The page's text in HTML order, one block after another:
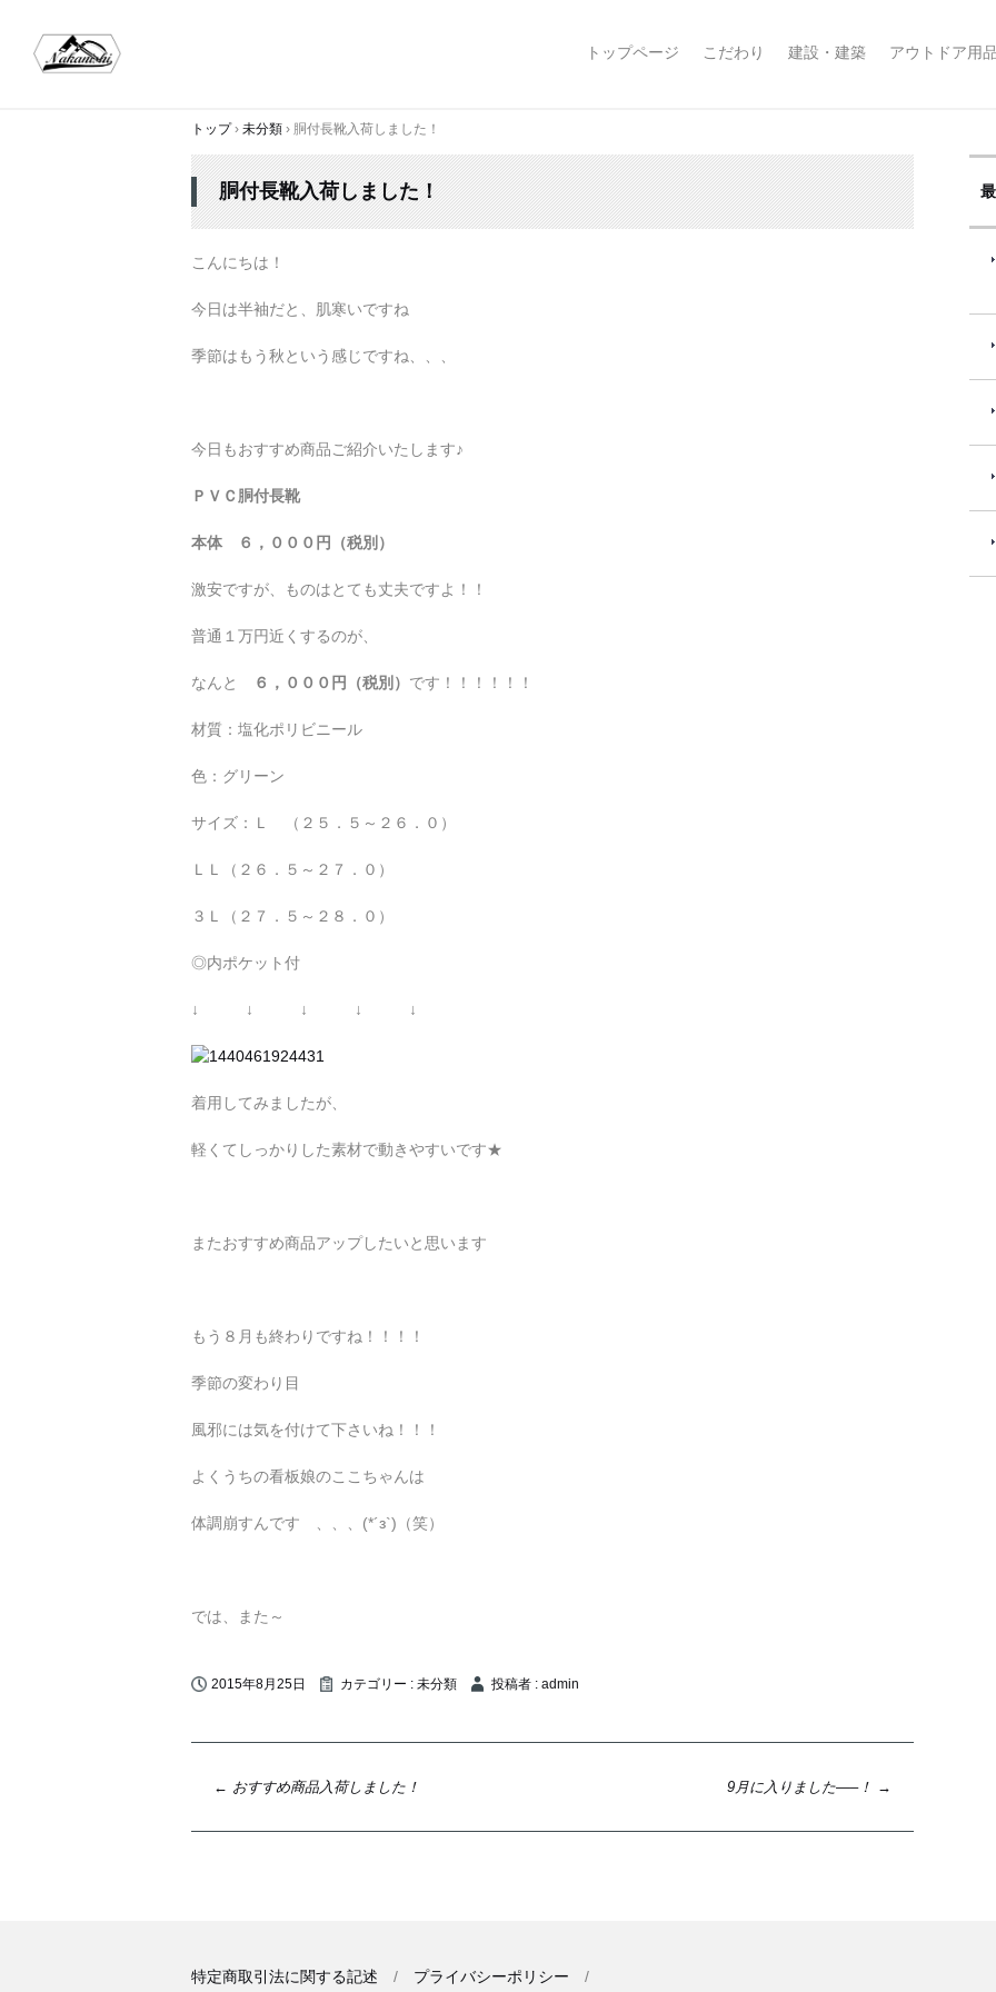
トップページ こだわり 建設・建築 アウトドア用品
トップ › 未分類 › 胴付長靴入荷しました！
胴付長靴入荷しました！
こんにちは！
今日は半袖だと、肌寒いですね
季節はもう秋という感じですね、、、
今日もおすすめ商品ご紹介いたします♪
ＰＶＣ胴付長靴
本体 ６，０００円（税別）
激安ですが、ものはとても丈夫ですよ！！
普通１万円近くするのが、
なんと ６，０００円（税別） です！！！！！！
材質：塩化ポリビニール
色：グリーン
サイズ：Ｌ （２５．５～２６．０）
ＬＬ（２６．５～２７．０）
３Ｌ（２７．５～２８．０）
◎内ポケット付
↓ ↓ ↓ ↓ ↓
着用してみましたが、
軽くてしっかりした素材で動きやすいです★
またおすすめ商品アップしたいと思います
もう８月も終わりですね！！！！
季節の変わり目
風邪には気を付けて下さいね！！！
よくうちの看板娘のここちゃんは
体調崩すんです 、、、(*´з`)（笑）
では、また～
2015年8月25日 カテゴリー : 未分類 投稿者 : admin
シ
← おすすめ商品入荷しました！ 9月に入りました—–！ →
特定商取引法に関する記述 プライバシーポリシー